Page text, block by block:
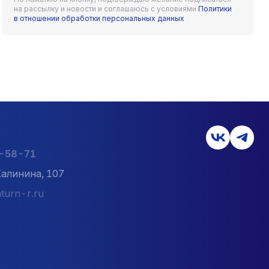
по приемлемой цене можно в нашем интернет-
продукции, при необходимости уточнить важные
на рассылку и новости и соглашаюсь с условиями Политики
в отношении обработки персональных данных
58-71
107
r.ru